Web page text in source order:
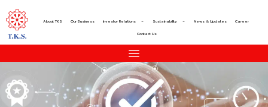
About TKS Our Business Investor Relations Sustainability News & Updates Career
Contact Us